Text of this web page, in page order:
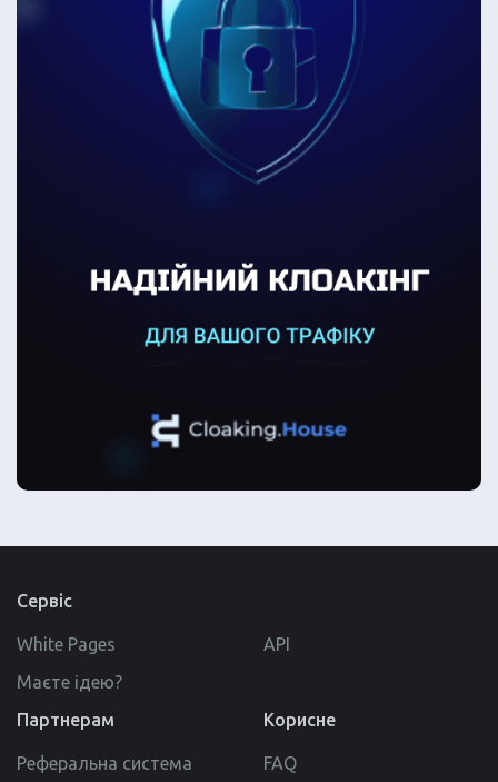
Сервіс
White Pages
API
Маєте ідею?
Партнерам
Реферальна система
Корисне
FAQ